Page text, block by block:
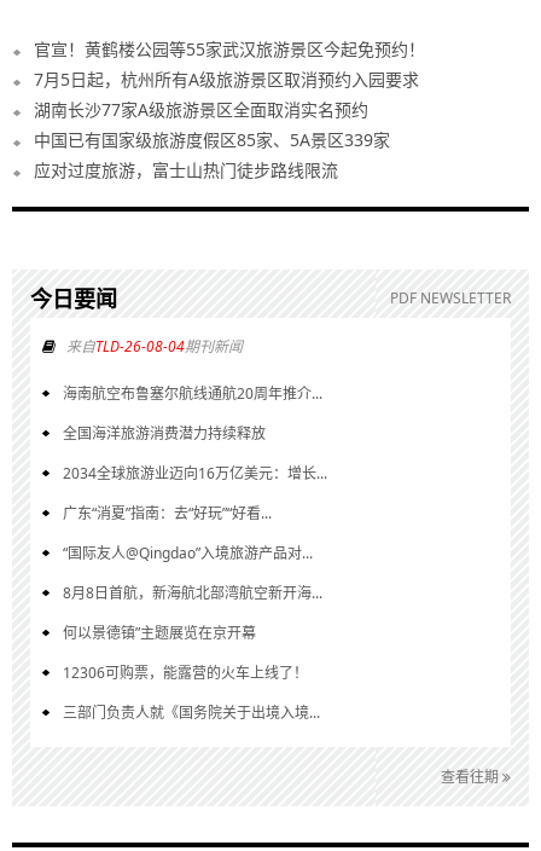
官宣！黄鹤楼公园等55家武汉旅游景区今起免预约！
7月5日起，杭州所有A级旅游景区取消预约入园要求
湖南长沙77家A级旅游景区全面取消实名预约
中国已有国家级旅游度假区85家、5A景区339家
应对过度旅游，富士山热门徒步路线限流
今日要闻 PDF NEWSLETTER
来自TLD-26-08-04期刊新闻
海南航空布鲁塞尔航线通航20周年推介...
全国海洋旅游消费潜力持续释放
2034全球旅游业迈向16万亿美元：增长...
广东“消夏”指南：去“好玩”“好看...
“国际友人@Qingdao”入境旅游产品对...
8月8日首航，新海航北部湾航空新开海...
何以景德镇”主题展览在京开幕
12306可购票，能露营的火车上线了！
三部门负责人就《国务院关于出境入境...
查看往期